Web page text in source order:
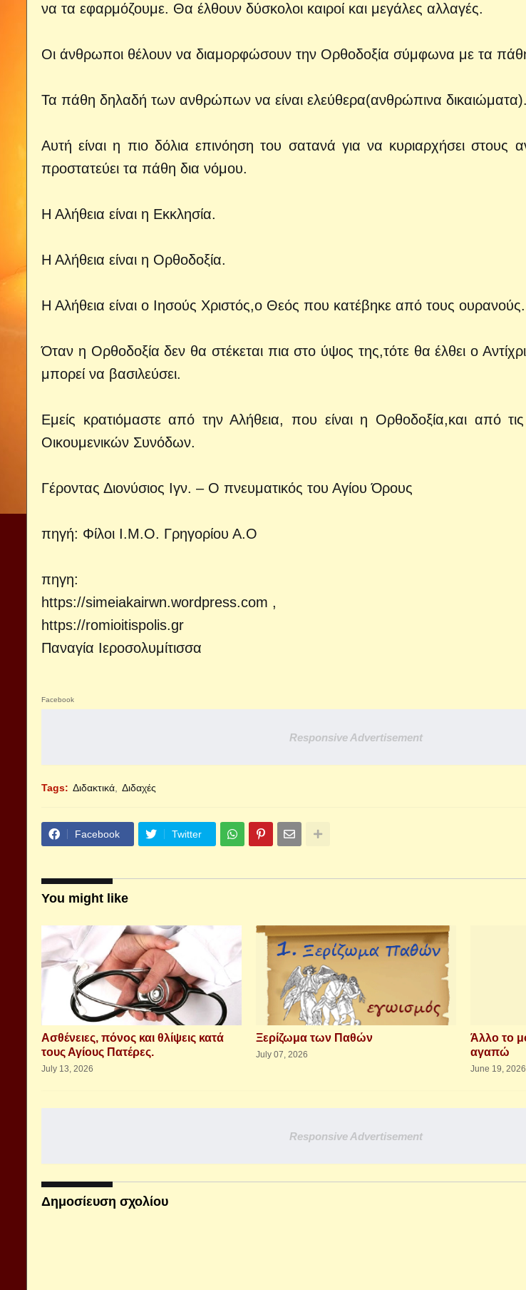
να τα εφαρμόζουμε. Θα έλθουν δύσκολοι καιροί και μεγάλες αλλαγές.
Οι άνθρωποι θέλουν να διαμορφώσουν την Ορθοδοξία σύμφωνα με τα
Τα πάθη δηλαδή των ανθρώπων να είναι ελεύθερα(ανθρώπινα δικαιώματα).
Αυτή είναι η πιο δόλια επινόηση του σατανά για να κυριαρχήσει
προστατεύει τα πάθη δια νόμου.
Η Αλήθεια είναι η Εκκλησία.
Η Αλήθεια είναι η Ορθοδοξία.
Η Αλήθεια είναι ο Ιησούς Χριστός,ο Θεός που κατέβηκε από τους ουρανούς.
Όταν η Ορθοδοξία δεν θα στέκεται πια στο ύψος της,τότε θα έλθει ο
μπορεί να βασιλεύσει.
Εμείς κρατιόμαστε από την Αλήθεια, που είναι η Ορθοδοξία,και από
Οικουμενικών Συνόδων.
Γέροντας Διονύσιος Ιγν. – Ο πνευματικός του Αγίου Όρους
πηγή: Φίλοι Ι.Μ.Ο. Γρηγορίου Α.Ο
πηγη:
https://simeiakairwn.wordpress.com ,
https://romioitispolis.gr
Παναγία Ιεροσολυμίτισσα
Facebook
Responsive Advertisement
Tags: Διδακτικά Διδαχές
Facebook Twitter
You might like
Aσθένειες, πόνος και θλίψεις κατά
τους Αγίους Πατέρες.
July 13, 2026
Ξερίζωμα των Παθών
July 07, 2026
Άλλο το
αγαπώ
June 19, 2026
Responsive Advertisement
Δημοσίευση σχολίου